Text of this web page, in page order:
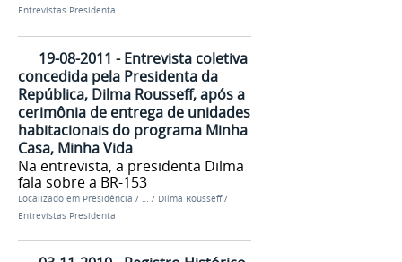
Entrevistas Presidenta
19-08-2011 - Entrevista coletiva
concedida pela Presidenta da
República, Dilma Rousseff, após a
cerimônia de entrega de unidades
habitacionais do programa Minha
Casa, Minha Vida
Na entrevista, a presidenta Dilma
fala sobre a BR-153
Localizado em Presidência / / Dilma Rousseff /
Entrevistas Presidenta